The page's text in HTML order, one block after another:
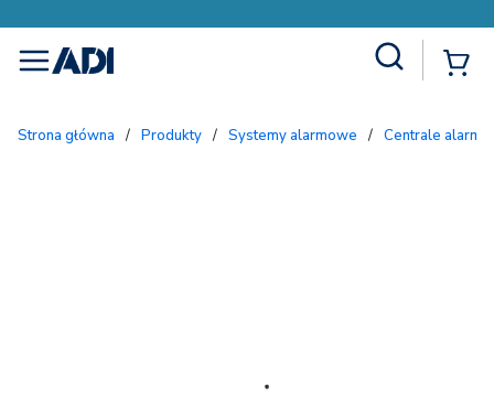
menu
Strona główna / Produkty / Systemy alarmowe / Centrale